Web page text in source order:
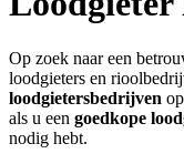
Op zoek naar een
loodgieters en
loodgietersbedrijven
als u een goedkope
nodig hebt.